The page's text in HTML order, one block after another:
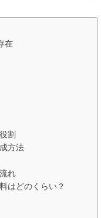
在
割
方法
れ
はどのくらい？